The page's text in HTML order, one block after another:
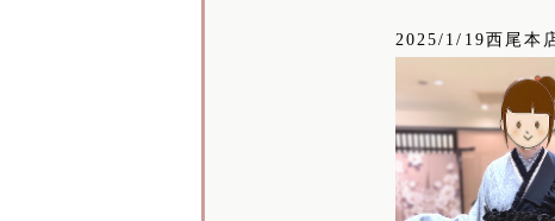
2025/1/19西尾本